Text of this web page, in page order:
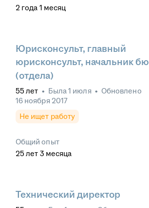
2 года 1 месяц
Юрисконсульт, главный
юрисконсульт, начальник
(отдела)
55 лет • Была1 июля • Обновлено
16 ноября 2017
Не ищет работу
Общий опыт
25 лет 3 месяца
Технический директор